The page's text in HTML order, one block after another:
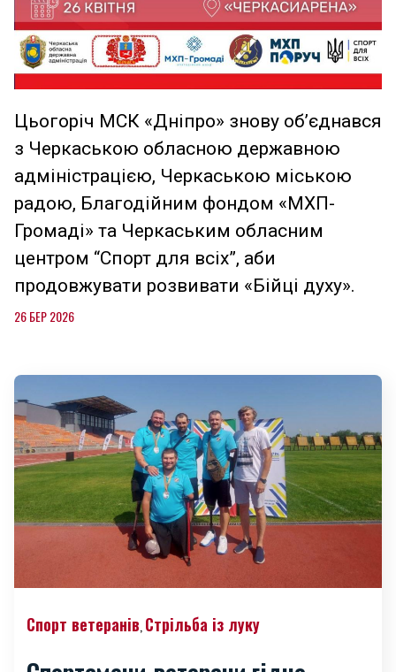
Цьогоріч МСК «Дніпро» знову об’єднався
з Черкаською обласною державною
адміністрацією, Черкаською міською
радою, Благодійним фондом «МХП-
Громаді» та Черкаським обласним
центром “Спорт для всіх”, аби
продовжувати розвивати «Бійці духу».
26 БЕР 2026
Спорт ветеранів,Стрільба із луку